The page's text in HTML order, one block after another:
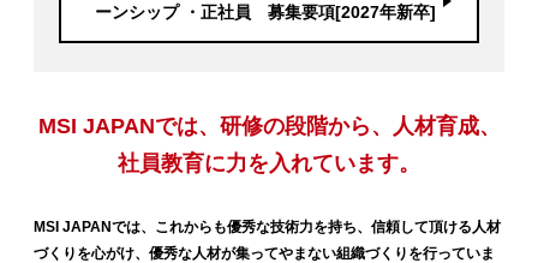
ーンシップ ・正社員 募集要項[2027年新卒]
MSI JAPANでは、研修の段階から、
人材育成、
社員教育に力を入れています。
MSI JAPANでは、これからも優秀な技術力を持ち、信頼して頂ける人材
づくりを心がけ、優秀な人材が集ってやまない組織づくりを行っていま